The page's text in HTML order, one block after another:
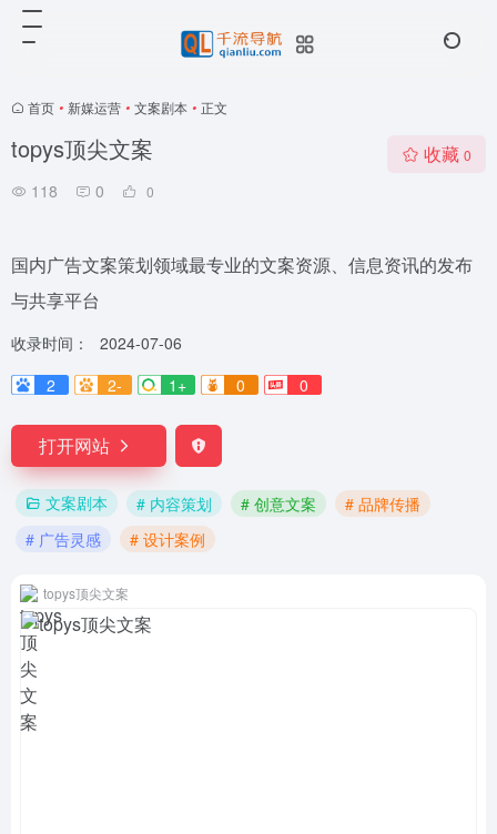
首页 • 新媒运营 • 文案剧本 • 正文
topys顶尖文案
118 0 0
收藏 0
国内广告文案策划领域最专业的文案资源、信息资讯的发布
与共享平台
收录时间：
2024-07-06
2
2- 1+ 0 0
打开网站
文案剧本 # 内容策划 # 创意文案
# 品牌传播
# 广告灵感
# 设计案例
topys顶尖文案